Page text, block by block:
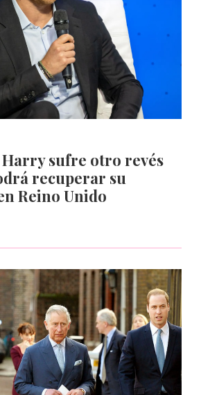
sufre otro revés
recuperar su
Reino Unido